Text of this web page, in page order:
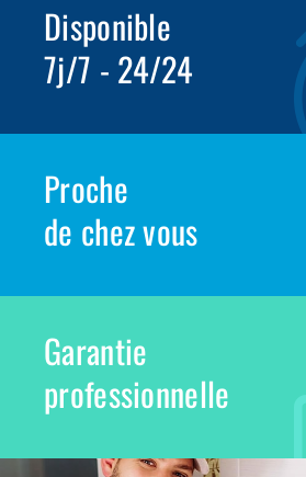
Disponible
7j/7 - 24/24
Proche
de chez vous
Garantie
professionnelle